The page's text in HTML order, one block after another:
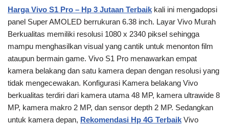
Harga Vivo S1 Pro – Hp 3 Jutaan Terbaik kali ini mengadopsi
panel Super AMOLED berrukuran 6.38 inch. Layar Vivo Murah
Berkualitas memiliki resolusi 1080 x 2340 piksel sehingga
mampu menghasilkan visual yang cantik untuk menonton film
ataupun bermain game. Vivo S1 Pro menawarkan empat
kamera belakang dan satu kamera depan dengan resolusi yang
tidak mengecewakan. Konfigurasi Kamera belakang Vivo
berkualitas terdiri dari kamera utama 48 MP, kamera ultrawide 8
MP, kamera makro 2 MP, dan sensor depth 2 MP. Sedangkan
untuk kamera depan, Rekomendasi Hp 4G Terbaik Vivo